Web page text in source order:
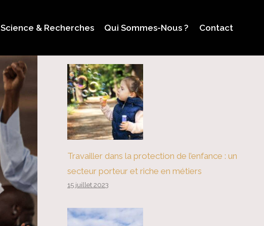
Science & Recherches Qui Sommes-Nous ? Contact
Travailler dans la protection de l’enfance : un
secteur porteur et riche en métiers
15 juillet 2023